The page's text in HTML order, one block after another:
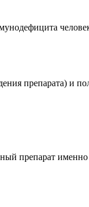
препарата) и
препарат